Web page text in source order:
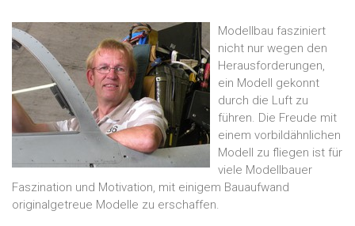
Modellbau fasziniert
nicht nur wegen den
Herausforderungen,
ein Modell gekonnt
durch die Luft zu
führen. Die Freude mit
einem vorbildähnlichen
Modell zu fliegen ist für
viele Modellbauer
Faszination und Motivation, mit einigem Bauaufwand
originalgetreue Modelle zu erschaffen.